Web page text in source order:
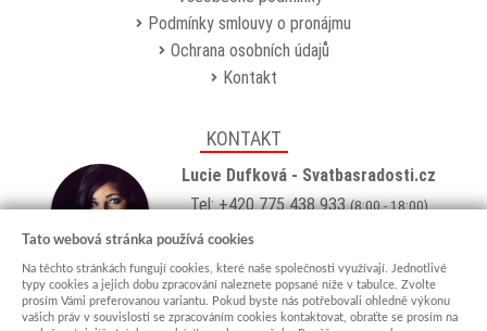
Podmínky smlouvy o pronájmu
Ochrana osobních údajů
Kontakt
KONTAKT
Lucie Dufková - Svatbasradosti.cz
Tel: +420 775 438 933(8:00 - 18:00)
Email:
Showroom
Jungmannova 627, Kyjov 69701
Tato webová stránka používá cookies
Na těchto stránkách fungují cookies, které naše společnosti využívají. Jednotlivé
typy cookies a jejich dobu zpracování naleznete popsané níže v tabulce. Zvolte
prosím Vámi preferovanou variantu. Pokud byste nás potřebovali ohledně výkonu
vašich práv v souvislosti se zpracováním cookies kontaktovat, obraťte se prosím na